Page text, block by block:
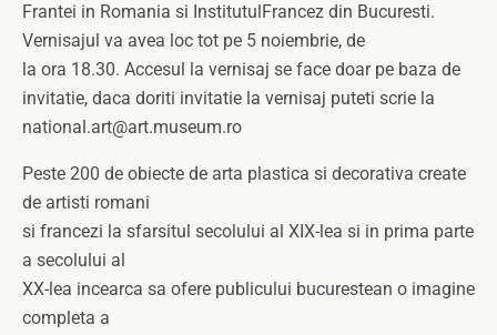
Frantei in Romania si InstitutulFrancez din Bucuresti.
Vernisajul va avea loc tot pe 5 noiembrie, de
la ora 18.30. Accesul la vernisaj se face doar pe baza de
invitatie, daca doriti invitatie la vernisaj puteti scrie la
national.art@art.museum.ro
Peste 200 de obiecte de arta plastica si decorativa create
de artisti romani
si francezi la sfarsitul secolului al XIX-lea si in prima parte
a secolului al
XX-lea incearca sa ofere publicului bucurestean o imagine
completa a